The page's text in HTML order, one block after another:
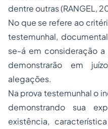
dentre outras (RANGEL,
No que se refere ao
testemunhal,
se-á em consideração
demonstrarão em
alegações.
Na prova testemunhal o
demonstrando sua
existência,